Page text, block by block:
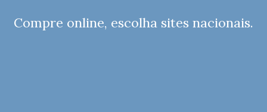
Compre online, escolha sites nacionais.